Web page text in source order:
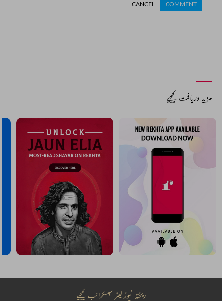
CANCEL COMMENT
مزید دریافت کیجیے
ریختہ نیوز لیٹر سبسکرائب کیجیے